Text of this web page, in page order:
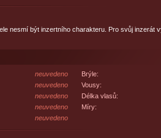
nesmí být inzertního charakteru. Pro svůj inzerát
neuvedeno
neuvedeno
neuvedeno
neuvedeno
neuvedeno
Brýle:
Vousy:
Délka vlasů:
Míry: